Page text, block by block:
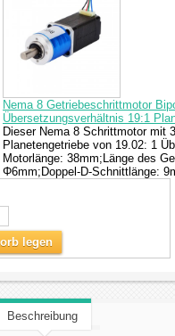
Nema 8 Getriebeschrittmotor
Übersetzungsverhältnis 19:1
Dieser Nema 8 Schrittmotor mit
Planetengetriebe von 19.02: 1
Motorlänge: 38mm;Länge des
Φ6mm;Doppel-D-Schnittlänge:
legen
Beschreibung